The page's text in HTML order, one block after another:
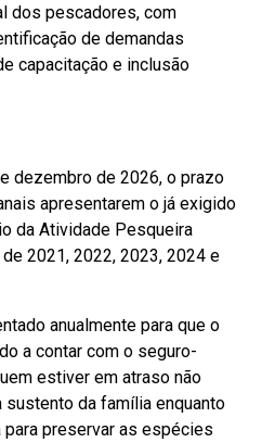
dos pescadores, com
de demandas
capacitação e inclusão
dezembro de 2026, o prazo
apresentarem o já exigido
da Atividade Pesqueira
2021, 2022, 2023, 2024 e
anualmente para que o
a contar com o seguro-
estiver em atraso não
sustento da família enquanto
preservar as espécies